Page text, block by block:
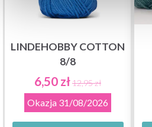
LINDEHOBBY COTTON
8/8
6,50 zł12,95 zł
Okazja 31/08/2026